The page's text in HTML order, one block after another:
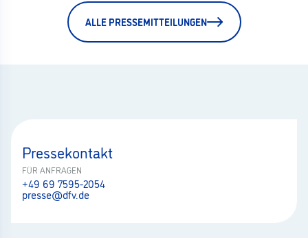
ALLE PRESSEMITTEILUNGEN
Pressekontakt
FÜR ANFRAGEN
+49 69 7595-2054
presse@dfv.de